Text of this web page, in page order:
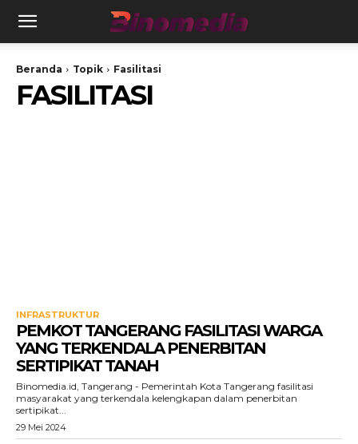
Beranda Topik Fasilitasi
FASILITASI
INFRASTRUKTUR
PEMKOT TANGERANG FASILITASI WARGA
YANG TERKENDALA PENERBITAN
SERTIPIKAT TANAH
Binomedia.id, Tangerang - Pemerintah Kota Tangerang fasilitasi
masyarakat yang terkendala kelengkapan dalam penerbitan
sertipikat...
29 Mei 2024